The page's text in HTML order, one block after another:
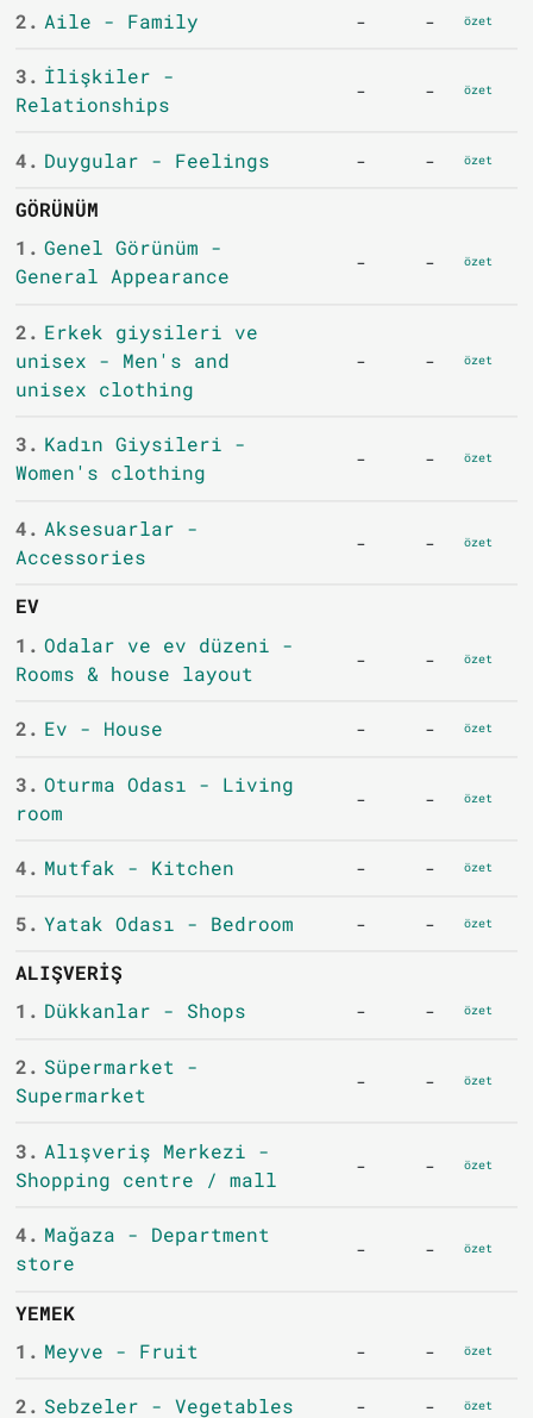
2. Aile - Family - - özet
3. İlişkiler -
Relationships
- - özet
4. Duygular - Feelings - - özet
GÖRÜNÜM
1. Genel Görünüm -
General Appearance
- - özet
2. Erkek giysileri ve
unisex - Men's and
unisex clothing
- - özet
3. Kadın Giysileri -
Women's clothing
- - özet
4. Aksesuarlar -
Accessories
- - özet
EV
1. Odalar ve ev düzeni -
Rooms & house layout
- - özet
2. Ev - House - - özet
3. Oturma Odası - Living
room
- - özet
4. Mutfak - Kitchen - - özet
5. Yatak Odası - Bedroom - - özet
ALIŞVERIŞ
1. Dükkanlar - Shops - - özet
2. Süpermarket -
Supermarket
- - özet
3. Alışveriş Merkezi -
Shopping centre / mall
- - özet
4. Mağaza - Department
store
- - özet
YEMEK
1. Meyve - Fruit - - özet
2. Sebzeler - Vegetables - - özet